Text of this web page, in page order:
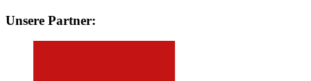
Unsere Partner: